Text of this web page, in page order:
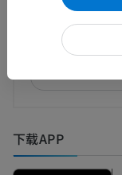
发现错误？
欢迎提出更正
下载APP